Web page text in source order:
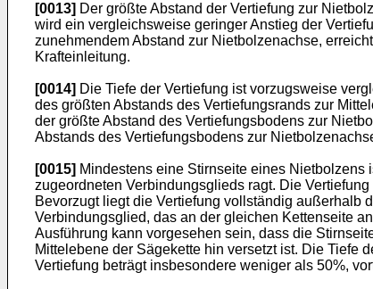
[0013] Der größte Abstand der Vertiefung zur
wird ein vergleichsweise geringer Anstieg der
zunehmendem Abstand zur Nietbolzenachse,
Krafteinleitung.
[0014] Die Tiefe der Vertiefung ist vorzugsweise
des größten Abstands des Vertiefungsrands zur
der größte Abstand des Vertiefungsbodens zur
Abstands des Vertiefungsbodens zur
[0015] Mindestens eine Stirnseite eines
zugeordneten Verbindungsglieds ragt. Die
Bevorzugt liegt die Vertiefung vollständig außerhalb
Verbindungsglied, das an der gleichen Kettenseite
Ausführung kann vorgesehen sein, dass die
Mittelebene der Sägekette hin versetzt ist. Die Tiefe
Vertiefung beträgt insbesondere weniger als 50%,